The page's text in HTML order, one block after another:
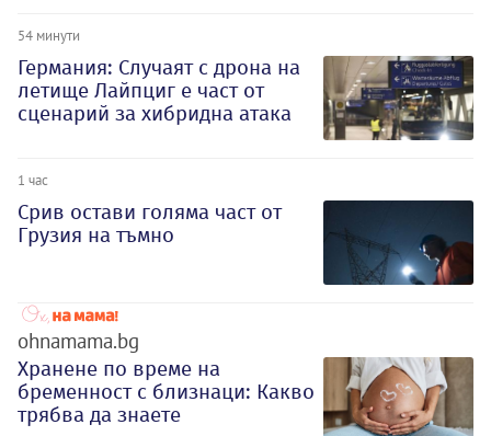
54 минути
Германия: Случаят с дрона на
летище Лайпциг е част от
сценарий за хибридна атака
1 час
Срив остави голяма част от
Грузия на тъмно
ohnamama.bg
Хранене по време на
бременност с близнаци: Какво
трябва да знаете